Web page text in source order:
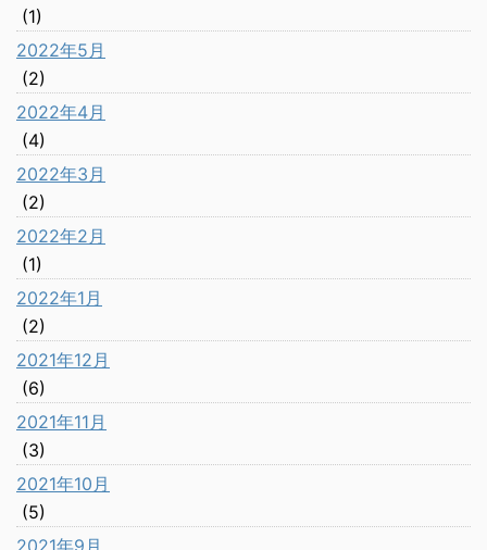
(1)
2022年5月
(2)
2022年4月
(4)
2022年3月
(2)
2022年2月
(1)
2022年1月
(2)
2021年12月
(6)
2021年11月
(3)
2021年10月
(5)
2021年9月